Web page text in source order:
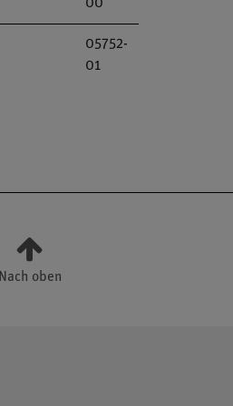
00
05752-
01
Nach oben